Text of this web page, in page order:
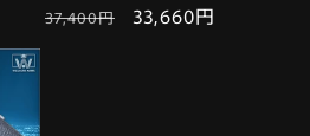
通
37,400円
セ
33,660円